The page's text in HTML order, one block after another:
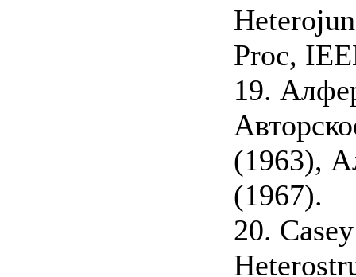
Proc,
19.
(1963),
(1967).
20.